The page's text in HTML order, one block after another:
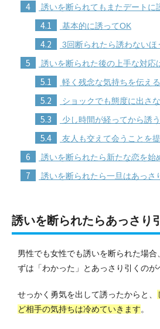
4 誘いを断られてもまたデートに
4.1 基本的に誘ってOK
4.2 3回断られたら誘わないほ
5 誘いを断られた後の上手な対応
5.1 軽く残念な気持ちを伝える
5.2 ショックでも態度に出さ
5.3 少し時間が経ってから誘う
5.4 友人も交えて会うことを
6 誘いを断られたら新たな恋を始
7 誘いを断られたら一旦はあっさ
誘いを断られたらあっさり
男性でも女性でも誘いを断られた場合
ずは「わかった」とあっさり引くのが
せっかく勇気を出して誘ったからと、
ど相手の気持ちは冷めていきます。